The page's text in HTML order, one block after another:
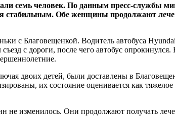
семь человек. По данным пресс-службы
стабильным. Обе женщины продолжают
с Благовещенкой. Водитель автобуса
с дороги, после чего автобус
двоих детей, были доставлены в
их состояние оценивается как тяжелое
изменилось. Они продолжают получать